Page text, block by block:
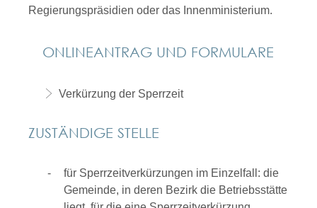
Regierungspräsidien oder das Innenministerium.
ONLINEANTRAG UND FORMULARE
Verkürzung der Sperrzeit
ZUSTÄNDIGE STELLE
für Sperrzeitverkürzungen im Einzelfall: die
Gemeinde, in deren Bezirk die Betriebsstätte